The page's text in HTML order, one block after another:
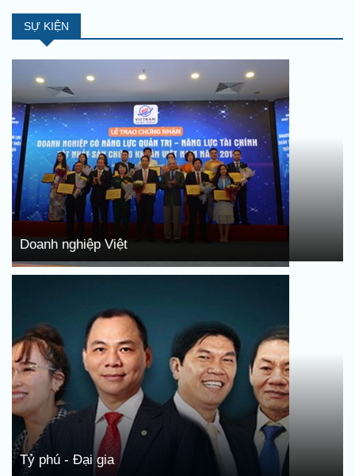
SỰ KIỆN
Doanh nghiệp Việt
Tỷ phú - Đại gia